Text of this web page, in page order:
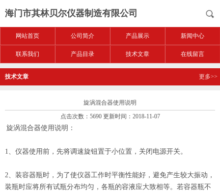
海门市其林贝尔仪器制造有限公司
网站首页 公司简介 产品展示 新闻中心
联系我们 产品目录 技术文章 在线留言
技术文章 更多>>
旋涡混合器使用说明
点击次数：5690 更新时间：2018-11-07
旋涡混合器使用说明：
1、仪器使用前，先将调速旋钮置于小位置，关闭电源开关。
2、装容器瓶时，为了使仪器工作时平衡性能好，避免产生较大振动，
装瓶时应将所有试瓶分布均匀，各瓶的容液应大致相等。若容器瓶不